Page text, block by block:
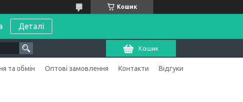
Кошик
Деталі
Кошик
та обмін Оптові замовлення Контакти Відгуки